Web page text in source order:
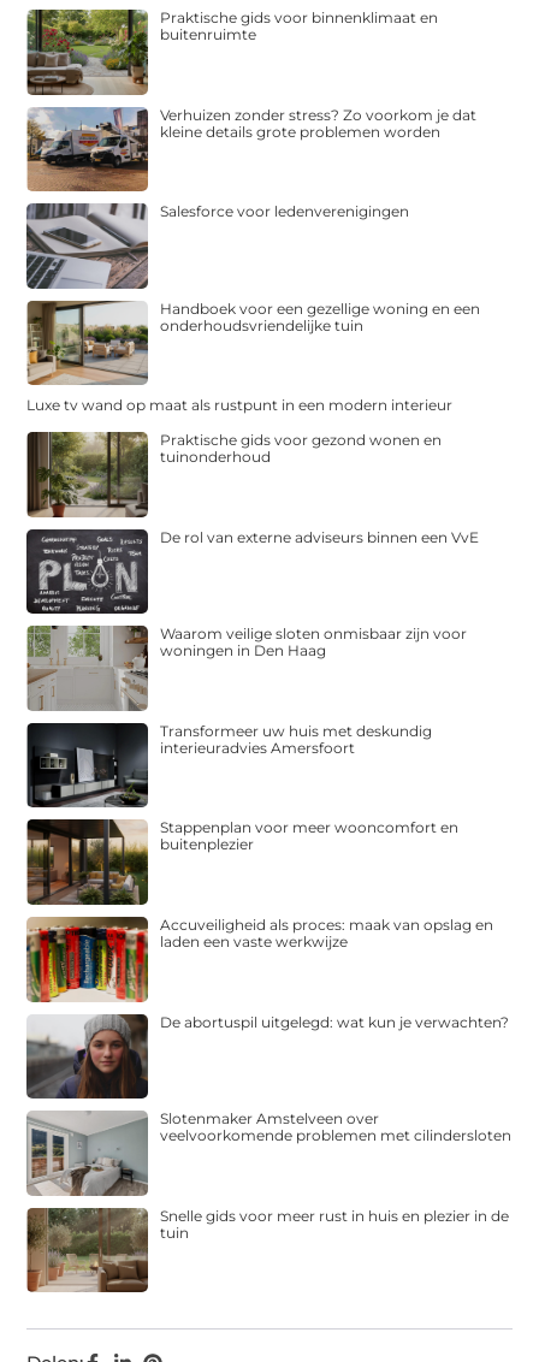
Praktische gids voor binnenklimaat en
buitenruimte
Verhuizen zonder stress? Zo voorkom je dat
kleine details grote problemen worden
Salesforce voor ledenverenigingen
Handboek voor een gezellige woning en een
onderhoudsvriendelijke tuin
Luxe tv wand op maat als rustpunt in een modern interieur
Praktische gids voor gezond wonen en
tuinonderhoud
De rol van externe adviseurs binnen een VvE
Waarom veilige sloten onmisbaar zijn voor
woningen in Den Haag
Transformeer uw huis met deskundig
interieuradvies Amersfoort
Stappenplan voor meer wooncomfort en
buitenplezier
Accuveiligheid als proces: maak van opslag en
laden een vaste werkwijze
De abortuspil uitgelegd: wat kun je verwachten?
Slotenmaker Amstelveen over
veelvoorkomende problemen met cilindersloten
Snelle gids voor meer rust in huis en plezier in de
tuin